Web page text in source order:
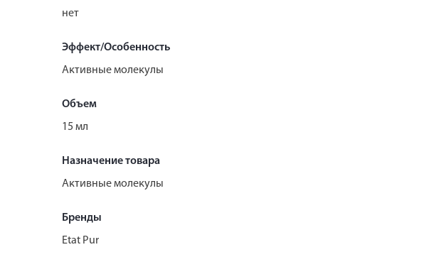
нет
Эффект/Особенность
Активные молекулы
Объем
15 мл
Назначение товара
Активные молекулы
Бренды
Etat Pur